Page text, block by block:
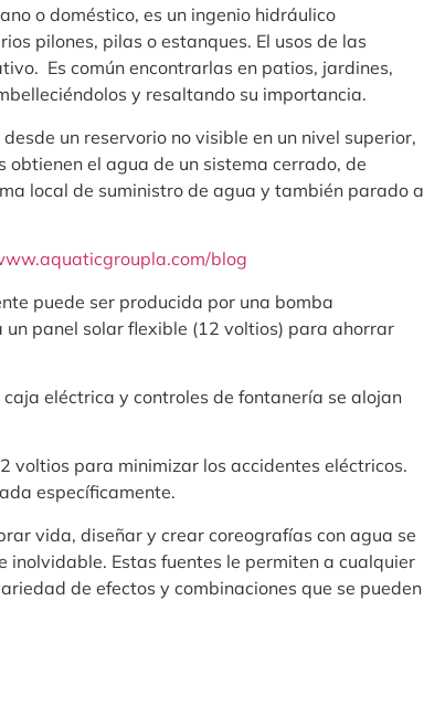
o doméstico, es un ingenio hidráulico
pilones, pilas o estanques. El usos de las
Es común encontrarlas en patios, jardines,
y resaltando su importancia.
un reservorio no visible en un nivel superior,
obtienen el agua de un sistema cerrado, de
local de suministro de agua y también parado a
blog
puede ser producida por una bomba
panel solar flexible (12 voltios) para ahorrar
eléctrica y controles de fontanería se alojan
voltios para minimizar los accidentes eléctricos.
específicamente.
vida, diseñar y crear coreografías con agua se
Estas fuentes le permiten a cualquier
de efectos y combinaciones que se pueden